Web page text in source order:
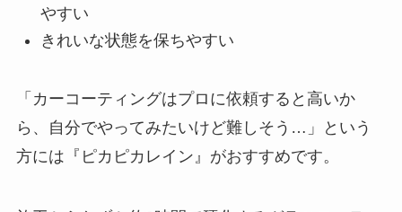
やすい
きれいな状態を保ちやすい
「カーコーティングはプロに依頼すると高いか
ら、自分でやってみたいけど難しそう…」という
方には『ピカピカレイン』がおすすめです。